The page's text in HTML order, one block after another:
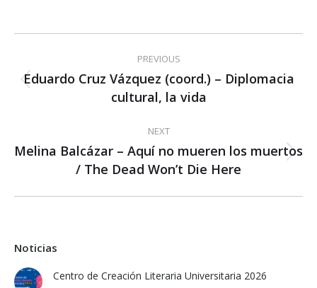
navigation
PREVIOUS
Previous
post:
Eduardo Cruz Vázquez (coord.) – Diplomacia
cultural, la vida
NEXT
Next
post:
Melina Balcázar – Aquí no mueren los muertos
/ The Dead Won’t Die Here
Noticias
Centro de Creación Literaria Universitaria 2026